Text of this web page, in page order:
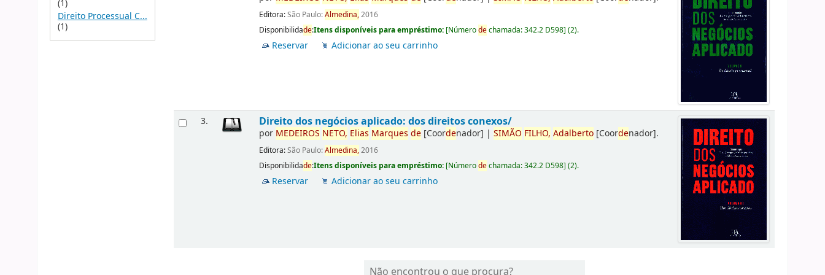
(1)
Direito Processual C...
(1)
Editora:São Paulo:Almedina,2016
Disponibilidade:Itens disponíveis para empréstimo: [Númerodechamada:342.2 D598](2).
Reservar Adicionar ao seu carrinho
3. Direito dos negócios aplicado: dos direitos conexos/
por MEDEIROS NETO, Elias Marques de [Coordenador] |SIMÃO FILHO, Adalberto [Coordenador].
Editora:São Paulo:Almedina,2016
Disponibilidade:Itens disponíveis para empréstimo: [Númerodechamada:342.2 D598](2).
Reservar Adicionar ao seu carrinho